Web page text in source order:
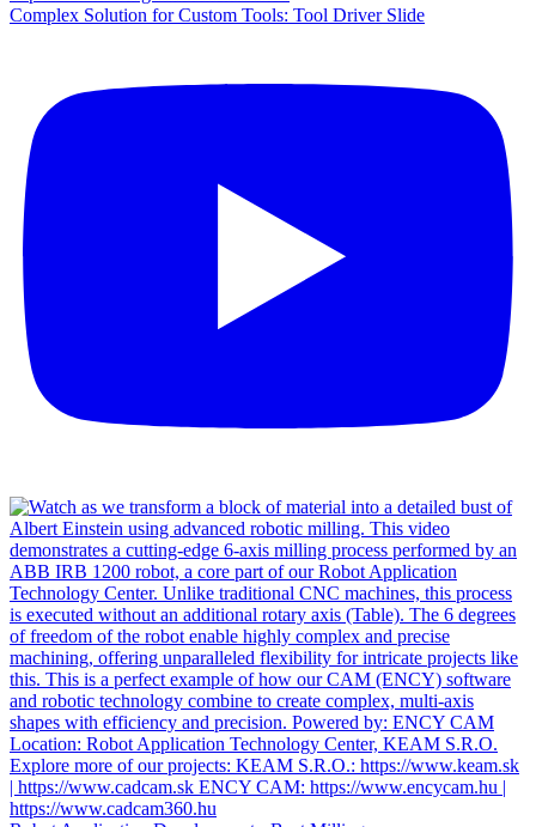
Complex Solution for Custom Tools: Tool Driver Slide